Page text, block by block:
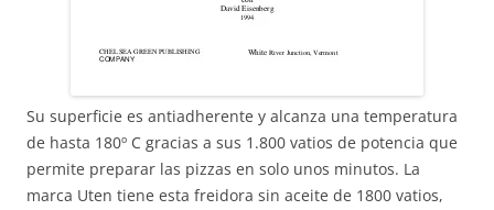
Su superficie es antiadherente y alcanza una temperatura
de hasta 180º C gracias a sus 1.800 vatios de potencia que
permite preparar las pizzas en solo unos minutos. La
marca Uten tiene esta freidora sin aceite de 1800 vatios,